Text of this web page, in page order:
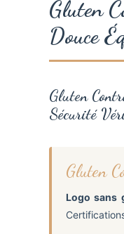
Gluten
Douce
Gluten
Sécurité
Gluten
Logo sans